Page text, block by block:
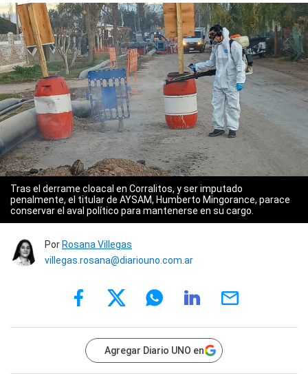
Tras el derrame cloacal en Corralitos, y ser imputado
penalmente, el titular de AYSAM, Humberto Mingorance, parace
conservar el aval político para mantenerse en su cargo.
Por Rosana Villegas
villegas.rosana@diariouno.com.ar
Agregar Diario UNO en